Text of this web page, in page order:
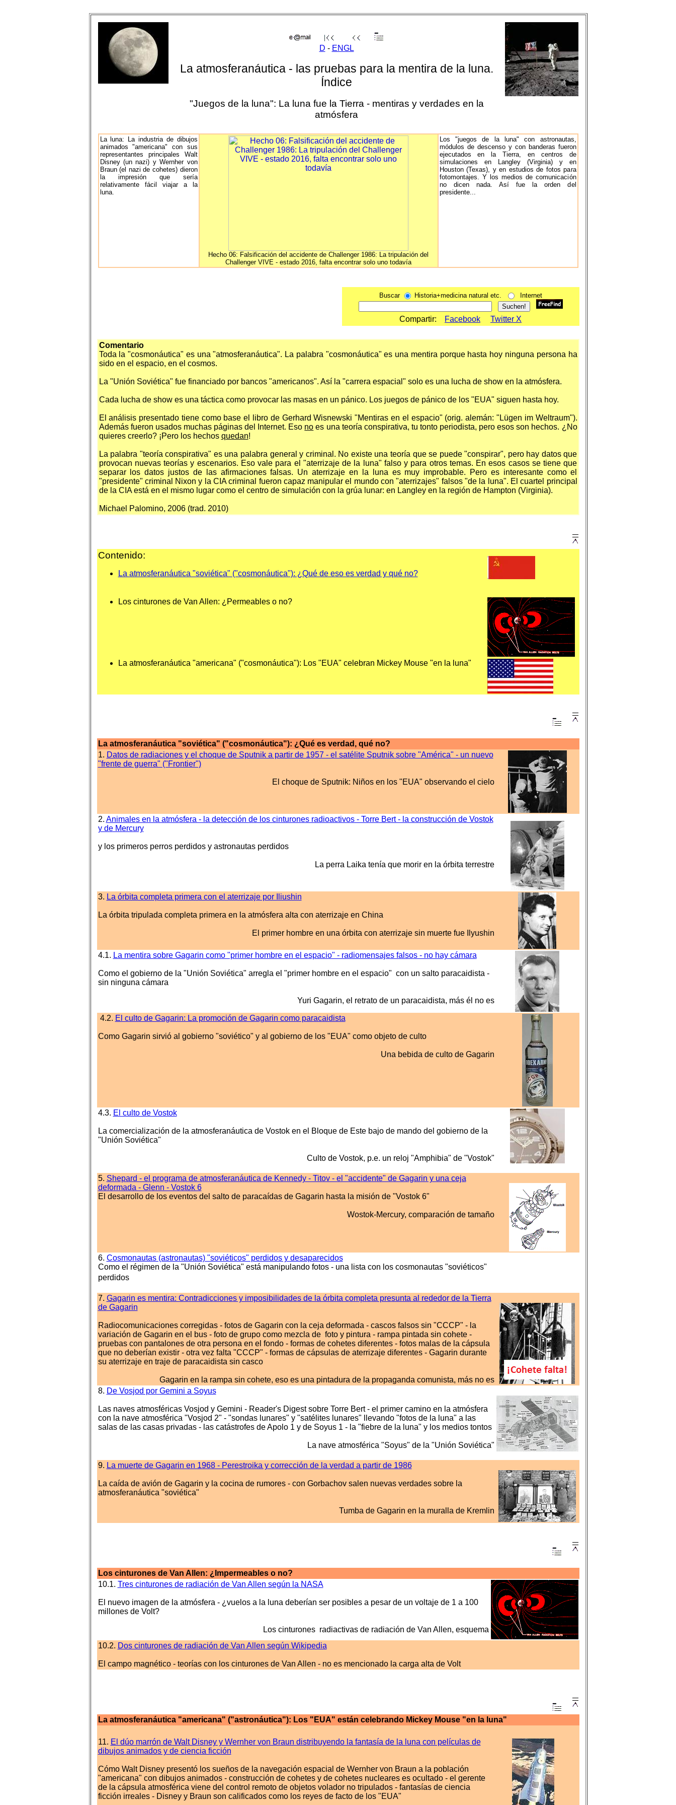
D - ENGL
La atmosferanáutica - las pruebas para la mentira de la luna.
Índice
"Juegos de la luna": La luna fue la Tierra - mentiras y verdades en la
atmósfera
La luna: La industria de dibujos
animados "americana" con sus
representantes principales Walt
Disney (un nazi) y Wernher von
Braun (el nazi de cohetes) dieron
la impresión que sería
relativamente fácil viajar a la
luna.
Hecho 06: Falsificación del accidente de Challenger 1986: La tripulación del
Challenger VIVE - estado 2016, falta encontrar solo uno todavía
Los "juegos de la luna" con astronautas,
módulos de descenso y con banderas fueron
ejecutados en la Tierra, en centros de
simulaciones en Langley (Virginia) y en
Houston (Texas), y en estudios de fotos para
fotomontajes. Y los medios de comunicación
no dicen nada. Así fue la orden del
presidente...
Buscar Historia+medicina natural etc. Internet
Compartir: Facebook Twitter X
Comentario
Toda la "cosmonáutica" es una "atmosferanáutica". La palabra "cosmonáutica" es una mentira porque hasta hoy ninguna persona ha
sido en el espacio, en el cosmos.
La "Unión Soviética" fue financiado por bancos "americanos". Así la "carrera espacial" solo es una lucha de show en la atmósfera.
Cada lucha de show es una táctica como provocar las masas en un pánico. Los juegos de pánico de los "EUA" siguen hasta hoy.
El análisis presentado tiene como base el libro de Gerhard Wisnewski "Mentiras en el espacio" (orig. alemán: "Lügen im Weltraum").
Además fueron usados muchas páginas del Internet. Eso no es una teoría conspirativa, tu tonto periodista, pero esos son hechos. ¿No
quieres creerlo? ¡Pero los hechos quedan!
La palabra "teoría conspirativa" es una palabra general y criminal. No existe una teoría que se puede "conspirar", pero hay datos que
provocan nuevas teorías y escenarios. Eso vale para el "aterrizaje de la luna" falso y para otros temas. En esos casos se tiene que
separar los datos justos de las afirmaciones falsas. Un aterrizaje en la luna es muy improbable. Pero es interesante como el
"presidente" criminal Nixon y la CIA criminal fueron capaz manipular el mundo con "aterrizajes" falsos "de la luna". El cuartel principal
de la CIA está en el mismo lugar como el centro de simulación con la grúa lunar: en Langley en la región de Hampton (Virginia).
Michael Palomino, 2006 (trad. 2010)
Contenido:
La atmosferanáutica "soviética" ("cosmonáutica"): ¿Qué de eso es verdad y qué no?
Los cinturones de Van Allen: ¿Permeables o no?
La atmosferanáutica "americana" ("cosmonáutica"): Los "EUA" celebran Mickey Mouse "en la luna"
La atmosferanáutica "soviética" ("cosmonáutica"): ¿Qué es verdad, qué no?
1. Datos de radiaciones y el choque de Sputnik a partir de 1957 - el satélite Sputnik sobre "América" - un nuevo
"frente de guerra" ("Frontier")
El choque de Sputnik: Niños en los "EUA" observando el cielo
2. Animales en la atmósfera - la detección de los cinturones radioactivos - Torre Bert - la construcción de Vostok
y de Mercury
y los primeros perros perdidos y astronautas perdidos
La perra Laika tenía que morir en la órbita terrestre
3. La órbita completa primera con el aterrizaje por Iliushin
La órbita tripulada completa primera en la atmósfera alta con aterrizaje en China
El primer hombre en una órbita con aterrizaje sin muerte fue Ilyushin
4.1. La mentira sobre Gagarin como "primer hombre en el espacio" - radiomensajes falsos - no hay cámara
Como el gobierno de la "Unión Soviética" arregla el "primer hombre en el espacio" con un salto paracaidista -
sin ninguna cámara
Yuri Gagarin, el retrato de un paracaidista, más él no es
4.2. El culto de Gagarin: La promoción de Gagarin como paracaidista
Como Gagarin sirvió al gobierno "soviético" y al gobierno de los "EUA" como objeto de culto
Una bebida de culto de Gagarin
4.3. El culto de Vostok
La comercialización de la atmosferanáutica de Vostok en el Bloque de Este bajo de mando del gobierno de la
"Unión Soviética"
Culto de Vostok, p.e. un reloj "Amphibia" de "Vostok"
5. Shepard - el programa de atmosferanáutica de Kennedy - Titov - el "accidente" de Gagarin y una ceja
deformada - Glenn - Vostok 6
El desarrollo de los eventos del salto de paracaídas de Gagarin hasta la misión de "Vostok 6"
Wostok-Mercury, comparación de tamaño
6. Cosmonautas (astronautas) "soviéticos" perdidos y desaparecidos
Como el régimen de la "Unión Soviética" está manipulando fotos - una lista con los cosmonautas "soviéticos"
perdidos
7. Gagarin es mentira: Contradicciones y imposibilidades de la órbita completa presunta al rededor de la Tierra
de Gagarin
Radiocomunicaciones corregidas - fotos de Gagarin con la ceja deformada - cascos falsos sin "CCCP" - la
variación de Gagarin en el bus - foto de grupo como mezcla de foto y pintura - rampa pintada sin cohete -
pruebas con pantalones de otra persona en el fondo - formas de cohetes diferentes - fotos malas de la cápsula
que no deberían existir - otra vez falta "CCCP" - formas de cápsulas de aterrizaje diferentes - Gagarin durante
su aterrizaje en traje de paracaidista sin casco
Gagarin en la rampa sin cohete, eso es una pintadura de la propaganda comunista, más no es
8. De Vosjod por Gemini a Soyus
Las naves atmosféricas Vosjod y Gemini - Reader's Digest sobre Torre Bert - el primer camino en la atmósfera
con la nave atmosférica "Vosjod 2" - "sondas lunares" y "satélites lunares" llevando "fotos de la luna" a las
salas de las casas privadas - las catástrofes de Apolo 1 y de Soyus 1 - la "fiebre de la luna" y los medios tontos
La nave atmosférica "Soyus" de la "Unión Soviética"
9. La muerte de Gagarin en 1968 - Perestroika y corrección de la verdad a partir de 1986
La caída de avión de Gagarin y la cocina de rumores - con Gorbachov salen nuevas verdades sobre la
atmosferanáutica "soviética"
Tumba de Gagarin en la muralla de Kremlin
Los cinturones de Van Allen: ¿Impermeables o no?
10.1. Tres cinturones de radiación de Van Allen según la NASA
El nuevo imagen de la atmósfera - ¿vuelos a la luna deberían ser posibles a pesar de un voltaje de 1 a 100
millones de Volt?
Los cinturones radiactivas de radiación de Van Allen, esquema
10.2. Dos cinturones de radiación de Van Allen según Wikipedia
El campo magnético - teorías con los cinturones de Van Allen - no es mencionado la carga alta de Volt
La atmosferanáutica "americana" ("astronáutica"): Los "EUA" están celebrando Mickey Mouse "en la luna"
11. El dúo marrón de Walt Disney y Wernher von Braun distribuyendo la fantasía de la luna con películas de
dibujos animados y de ciencia ficción
Cómo Walt Disney presentó los sueños de la navegación espacial de Wernher von Braun a la población
"americana" con dibujos animados - construcción de cohetes y de cohetes nucleares es ocultado - el gerente
de la cápsula atmosférica viene del control remoto de objetos volador no tripulados - fantasías de ciencia
ficción irreales - Disney y Braun son calificados como los reyes de facto de los "EUA"